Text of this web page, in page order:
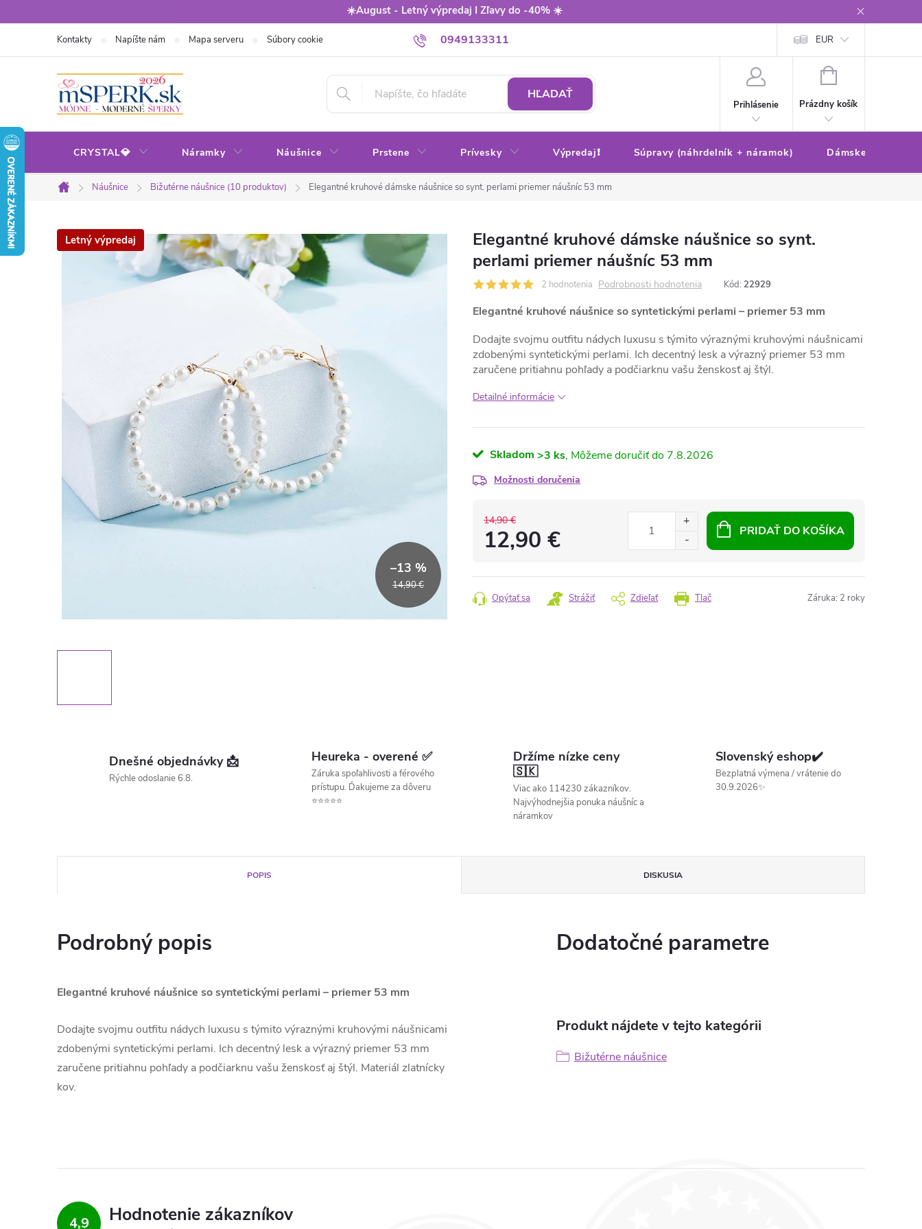
na
☀️August - Letný výpredaj I Zľavy do -40% ☀️
0949133311
Kontakty Napíšte nám Mapa serveru Súbory cookie Obchodné podmienky Ochrana osobných údajov
EUR
HĽADAŤ
Prihlásenie
NÁKUPNÝ
Prázdny košík
CRYSTAL💎 Náramky Náušnice Prstene Prívesky Výpredaj❗ Súpravy (náhrdelník + náramok) Dámske sety
Domov
Náušnice Bižutérne náušnice (10 produktov) Elegantné kruhové dámske náušnice so synt. perlami priemer náušníc 53 mm
Letný výpredaj
14,90 €
–13 %
Elegantné kruhové dámske náušnice so synt.
perlami priemer náušníc 53 mm
2 hodnotenia Podrobnosti hodnotenia Kód: 22929
Elegantné kruhové náušnice so syntetickými perlami – priemer 53 mm
Dodajte svojmu outfitu nádych luxusu s týmito výraznými kruhovými náušnicami
zdobenými syntetickými perlami. Ich decentný lesk a výrazný priemer 53 mm
zaručene pritiahnu pohľady a podčiarknu vašu ženskosť aj štýl.
Detailné informácie
Skladom >3 ks 7.8.2026
Možnosti doručenia
14,90 €
12,90 €
cena:
PRIDAŤ DO KOŠÍKA
Tlač
Opýtať sa Strážiť Zdieľať Záruka: 2 roky
Dnešné objednávky 📩
Rýchle odoslanie 6.8.
Heureka - overené ✅
Záruka spoľahlivosti a férového
prístupu. Ďakujeme za dôveru
⭐⭐⭐⭐⭐
Držíme nízke ceny
🇸🇰
Viac ako 114230 zákazníkov.
Najvýhodnejšia ponuka náušníc a
náramkov
Slovenský eshop✔️
Bezplatná výmena / vrátenie do
30.9.2026✨
POPIS DISKUSIA
Podrobný popis
Elegantné kruhové náušnice so syntetickými perlami – priemer 53 mm
Dodajte svojmu outfitu nádych luxusu s týmito výraznými kruhovými náušnicami
zdobenými syntetickými perlami. Ich decentný lesk a výrazný priemer 53 mm
zaručene pritiahnu pohľady a podčiarknu vašu ženskosť aj štýl. Materiál zlatnícky
kov.
Dodatočné parametre
Produkt nájdete v tejto kategórii
Bižutérne náušnice
4,9 Hodnotenie zákazníkov